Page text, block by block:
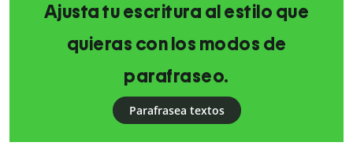
Ajusta tu escritura al estilo que
quieras con los modos de
parafraseo.
Parafrasea textos